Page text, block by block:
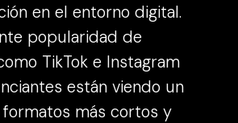
en el entorno digital.
popularidad de
TikTok e Instagram
están viendo un
formatos más cortos y